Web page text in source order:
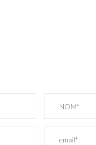
NOM*
email*